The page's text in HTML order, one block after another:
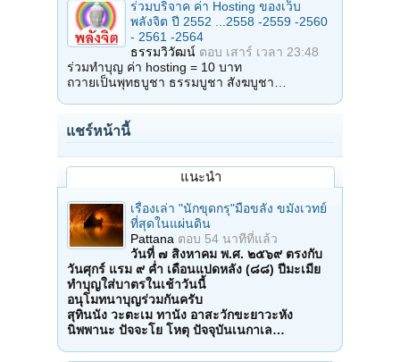
ร่วมบริจาค ค่า Hosting ของเว็บ
พลังจิต ปี 2552 ...2558 -2559 -2560
- 2561 -2564
ธรรมวิวัฒน์ ตอบ เสาร์ เวลา 23:48
ร่วมทำบุญ ค่า hosting = 10 บาท
ถวายเป็นพุทธบูชา ธรรมบูชา สังฆบูชา…
แชร์หน้านี้
แนะนำ
เรื่องเล่า "นักขุดกรุ"มือขลัง ขมังเวทย์
ที่สุดในแผ่นดิน
Pattana ตอบ 54 นาทีที่แล้ว
วันที่ ๗ สิงหาคม พ.ศ. ๒๕๖๙ ตรงกับ
วันศุกร์ แรม ๙ ค่ำ เดือนแปดหลัง (๘๘) ปีมะเมีย
ทำบุญใส่บาตรในเช้าวันนี้
อนุโมทนาบุญร่วมกันครับ
สุทินนัง วะตะเม ทานัง อาสะวักขะยาวะหัง
นิพพานะ ปัจจะโย โหตุ ปัจจุบันเนกาเล…